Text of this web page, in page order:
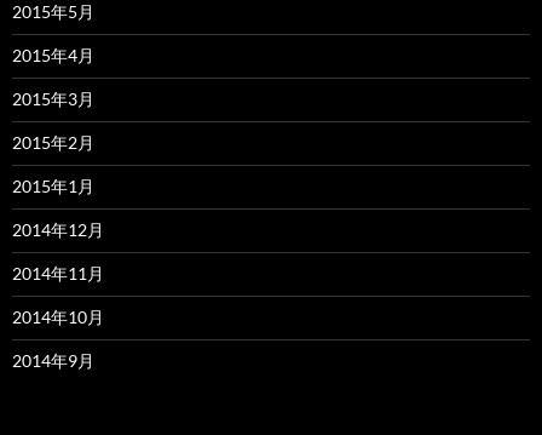
2015年5月
2015年4月
2015年3月
2015年2月
2015年1月
2014年12月
2014年11月
2014年10月
2014年9月